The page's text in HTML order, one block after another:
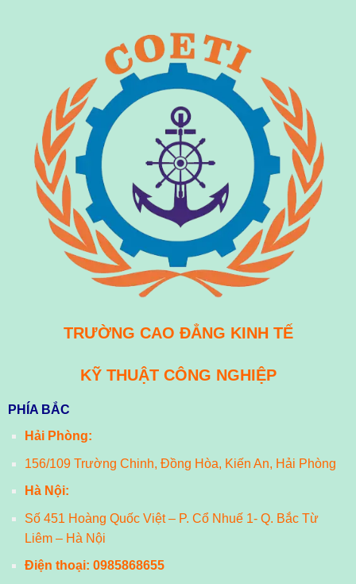
TRƯỜNG CAO ĐẲNG KINH TẾ
KỸ THUẬT CÔNG NGHIỆP
PHÍA BẮC
Hải Phòng:
156/109 Trường Chinh, Đồng Hòa, Kiến An, Hải Phòng
Hà Nội:
Số 451 Hoàng Quốc Việt – P. Cổ Nhuế 1- Q. Bắc Từ
Liêm – Hà Nội
Điện thoại: 0985868655